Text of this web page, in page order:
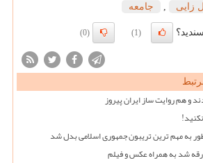
زایی جامعه
(1)
(0)
و هم روایت ساز ایران پیروز
به مهم ترین تریبون جمهوری اسلامی بدل شد
شد به همراه عکس و فیلم